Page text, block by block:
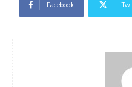
Facebook